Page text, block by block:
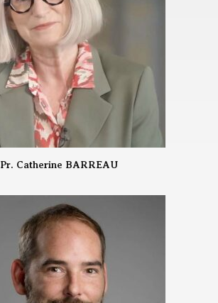
Pr. Catherine BARREAU